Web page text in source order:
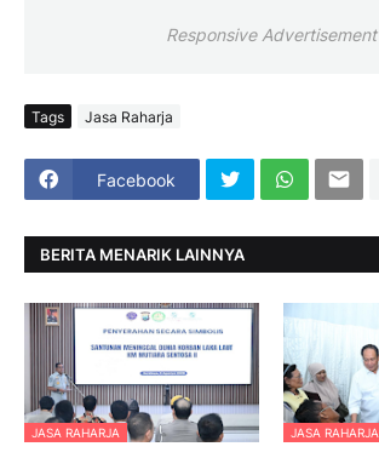
Responsive Advertisement
Tags Jasa Raharja
Facebook
BERITA MENARIK LAINNYA
JASA RAHARJA JASA RAHARJA